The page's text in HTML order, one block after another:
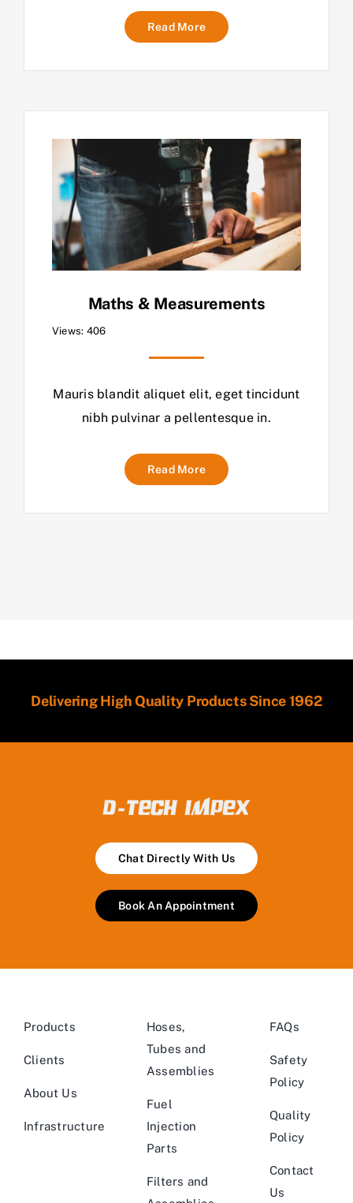
Read More
Maths & Measurements
Views: 406
Mauris blandit aliquet elit, eget tincidunt
nibh pulvinar a pellentesque in.
Read More
Delivering High Quality Products Since 1962
Chat Directly With Us
Book An Appointment
Products
Clients
About Us
Infrastructure
Hoses,
Tubes and
Assemblies
Fuel
Injection
Parts
Filters and
FAQs
Safety
Policy
Quality
Policy
Contact
Us